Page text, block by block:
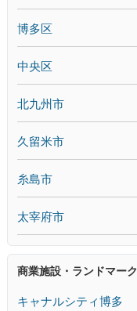
博多区
中央区
北九州市
久留米市
糸島市
太宰府市
商業施設・ランドマーク
キャナルシティ博多